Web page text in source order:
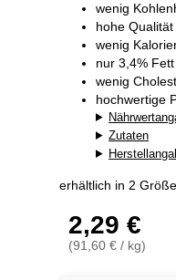
wenig
hohe
wenig
nur 3,4% Fett
wenig
hochwertige
Zutaten
erhältlich in 2
2,29 €
(91,60 € / kg)